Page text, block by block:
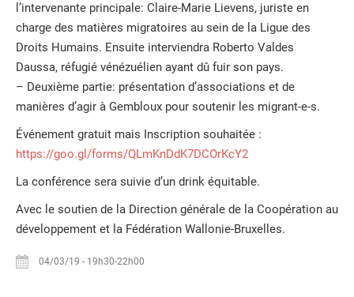
l’intervenante principale: Claire-Marie Lievens, juriste en
charge des matières migratoires au sein de la Ligue des
Droits Humains. Ensuite interviendra Roberto Valdes
Daussa, réfugié vénézuélien ayant dû fuir son pays.
– Deuxième partie: présentation d’associations et de
manières d’agir à Gembloux pour soutenir les migrant-e-s.
Événement gratuit mais Inscription souhaitée :
https://goo.gl/forms/QLmKnDdK7DCOrKcY2
La conférence sera suivie d’un drink équitable.
Avec le soutien de la Direction générale de la Coopération au
développement et la Fédération Wallonie-Bruxelles.
04/03/19 - 19h30-22h00